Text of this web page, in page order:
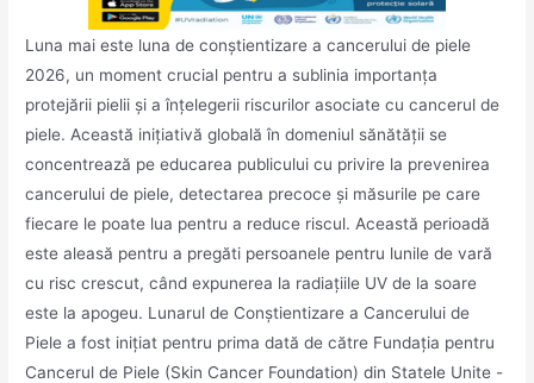
Luna mai este luna de conștientizare a cancerului de piele
2026, un moment crucial pentru a sublinia importanța
protejării pielii și a înțelegerii riscurilor asociate cu cancerul de
piele. Această inițiativă globală în domeniul sănătății se
concentrează pe educarea publicului cu privire la prevenirea
cancerului de piele, detectarea precoce și măsurile pe care
fiecare le poate lua pentru a reduce riscul. Această perioadă
este aleasă pentru a pregăti persoanele pentru lunile de vară
cu risc crescut, când expunerea la radiațiile UV de la soare
este la apogeu. Lunarul de Conștientizare a Cancerului de
Piele a fost inițiat pentru prima dată de către Fundația pentru
Cancerul de Piele (Skin Cancer Foundation) din Statele Unite -